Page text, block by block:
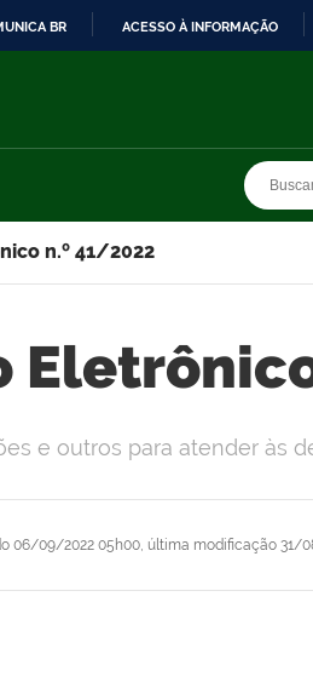
BR ACESSO À INFORMAÇÃO
n.º 41/2022
06/09/2022 05h00, última modificação 31/
e outros para atender às